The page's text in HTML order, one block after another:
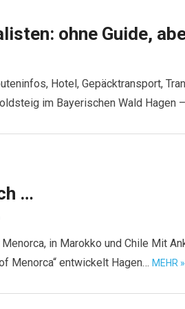
ohne Guide,
Hotel, Gepäcktransport,
im Bayerischen Wald Hagen
…
in Marokko und Chile Mit
Menorca“ entwickelt Hagen… MEHR »